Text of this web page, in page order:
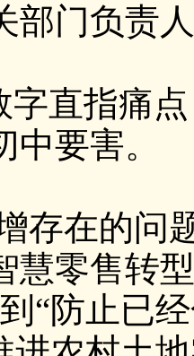
部门负责
字直指痛
要害。
存在的问
慧零售转
“防止已